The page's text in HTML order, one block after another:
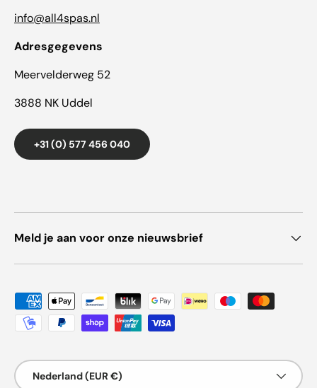
info@all4spas.nl
Adresgegevens
Meervelderweg 52
3888 NK Uddel
+31 (0) 577 456 040
Meld je aan voor onze nieuwsbrief
Geaccepteerde betaalmethoden
Land/Regio
Nederland (EUR €)